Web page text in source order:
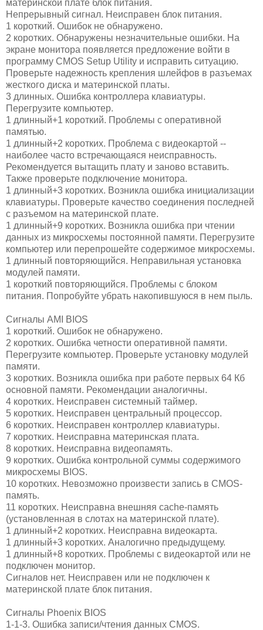
материнской плате блок питания.
Непрерывный сигнал. Неисправен блок питания.
1 короткий. Ошибок не обнаружено.
2 коротких. Обнаружены незначительные ошибки. На
экране монитора появляется предложение войти в
программу CMOS Setup Utility и исправить ситуацию.
Проверьте надежность крепления шлейфов в разъемах
жесткого диска и материнской платы.
3 длинных. Ошибка контроллера клавиатуры.
Перегрузите компьютер.
1 длинный+1 короткий. Проблемы с оперативной
памятью.
1 длинный+2 коротких. Проблема с видеокартой --
наиболее часто встречающаяся неисправность.
Рекомендуется вытащить плату и заново вставить.
Также проверьте подключение монитора.
1 длинный+3 коротких. Возникла ошибка инициализации
клавиатуры. Проверьте качество соединения последней
с разъемом на материнской плате.
1 длинный+9 коротких. Возникла ошибка при чтении
данных из микросхемы постоянной памяти. Перегрузите
компьютер или перепрошейте содержимое микросхемы.
1 длинный повторяющийся. Неправильная установка
модулей памяти.
1 короткий повторяющийся. Проблемы с блоком
питания. Попробуйте убрать накопившуюся в нем пыль.
Сигналы AMI BIOS
1 короткий. Ошибок не обнаружено.
2 коротких. Ошибка четности оперативной памяти.
Перегрузите компьютер. Проверьте установку модулей
памяти.
3 коротких. Возникла ошибка при работе первых 64 Кб
основной памяти. Рекомендации аналогичны.
4 коротких. Неисправен системный таймер.
5 коротких. Неисправен центральный процессор.
6 коротких. Неисправен контроллер клавиатуры.
7 коротких. Неисправна материнская плата.
8 коротких. Неисправна видеопамять.
9 коротких. Ошибка контрольной суммы содержимого
микросхемы BIOS.
10 коротких. Невозможно произвести запись в CMOS-
память.
11 коротких. Неисправна внешняя cache-память
(установленная в слотах на материнской плате).
1 длинный+2 коротких. Неисправна видеокарта.
1 длинный+3 коротких. Аналогично предыдущему.
1 длинный+8 коротких. Проблемы с видеокартой или не
подключен монитор.
Сигналов нет. Неисправен или не подключен к
материнской плате блок питания.
Сигналы Phoenix BIOS
1-1-3. Ошибка записи/чтения данных CMOS.